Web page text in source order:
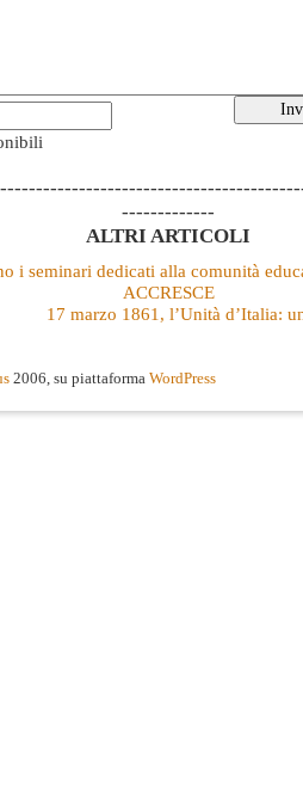
-------------
ALTRI ARTICOLI
i seminari dedicati alla comunità
ACCRESCE
17 marzo 1861, l’Unità d’Italia:
2006, su piattaforma WordPress